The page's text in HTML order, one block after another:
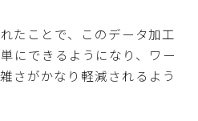
たことで、このデータ加工
にできるようになり、ワー
さがかなり軽減されるよう